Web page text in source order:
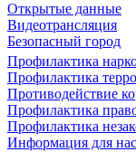
Открытые данные
Видеотрансляция
Безопасный город
Профилактика
Профилактика
Противодействие
Профилактика
Профилактика
Информация для